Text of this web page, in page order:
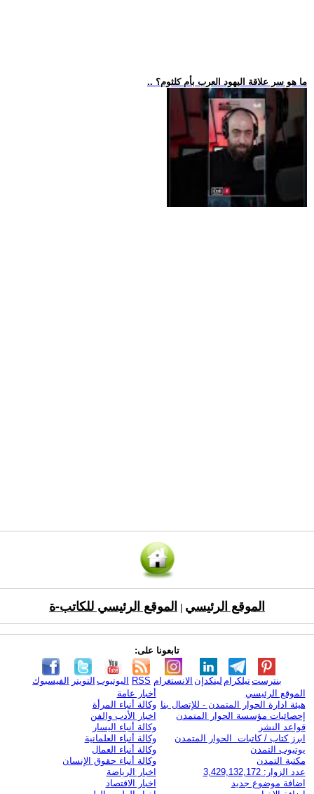
.. ما هو سر علاقة اليهود العرب بأم كلثوم؟
الموقع الرئيسي الموقع الرئيسي للكاتب-ة
تابعونا على:
الفيسبوك التويتر اليوتيوب RSS الانستغرام لينكدإن تيلكرامبنترست
الموقع الرئيسي
هيئة ادارة الحوار المتمدن - للإتصال بنا
إحصائيات مؤسسة الحوار المتمدن
قواعد النشر
ابرز كتاب / كاتبات الحوار المتمدن
يوتيوب التمدن
مكتبة التمدن
عدد الزوار: 3,429,132,172
اضافة موضوع جديد
أخبار عامة
وكالة أنباء المرأة
اخبار الأدب والفن
وكالة أنباء اليسار
وكالة أنباء العلمانية
وكالة أنباء العمال
وكالة أنباء حقوق الإنسان
اخبار الرياضة
اخبار الاقتصاد